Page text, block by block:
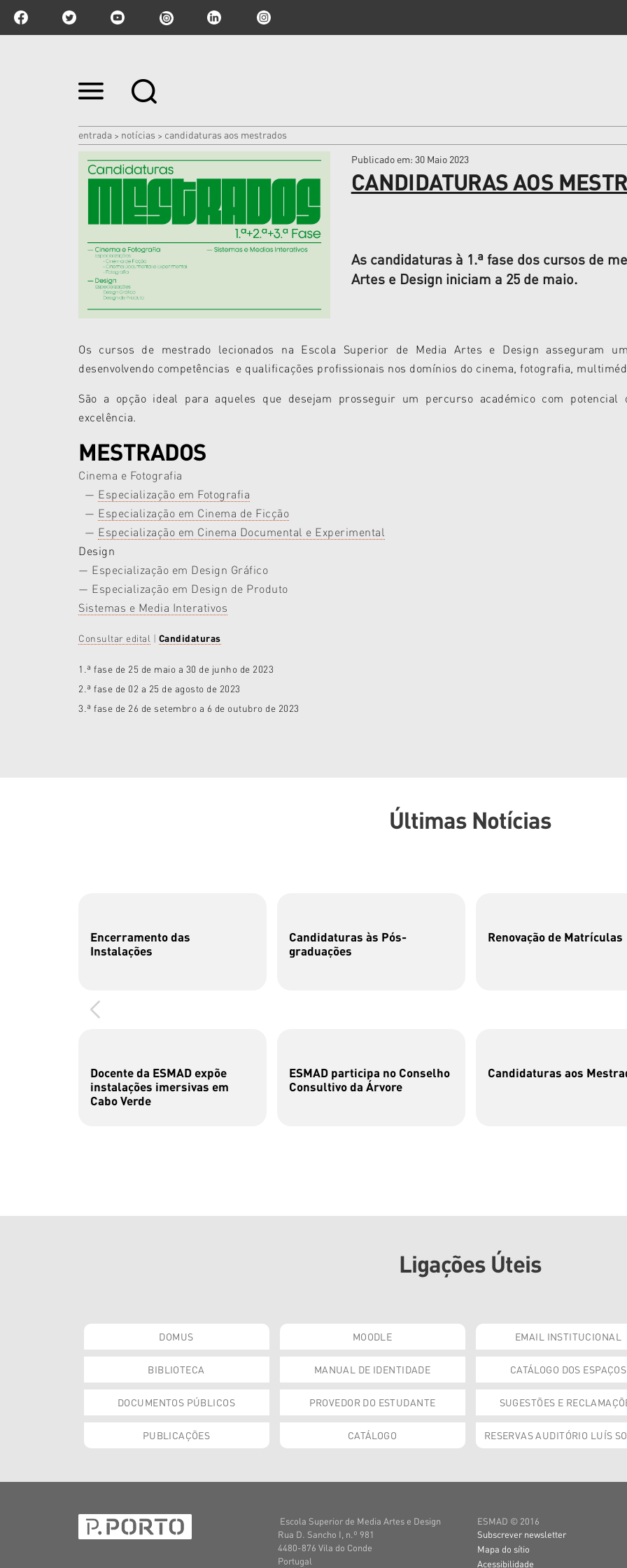
Ir
para
|
Ir
para
navegação
entrada > notícias > candidaturas aos mestrados
Publicado em: 30 Maio 2023
CANDIDATURAS AOS
As candidaturas à 1.ª fase dos cursos de
Artes e Design iniciam a 25 de maio.
Os cursos de mestrado lecionados na Escola Superior de Media Artes e Design asseguram
desenvolvendo competências e qualificações profissionais nos domínios do cinema, fotografia,
São a opção ideal para aqueles que desejam prosseguir um percurso académico com potencial
excelência.
MESTRADOS
Cinema e Fotografia
— Especialização em Fotografia
— Especialização em Cinema de Ficção
— Especialização em Cinema Documental e Experimental
Design
— Especialização em Design Gráfico
— Especialização em Design de Produto
Sistemas e Media Interativos
Consultar edital | Candidaturas
1.ª fase de 25 de maio a 30 de junho de 2023
2.ª fase de 02 a 25 de agosto de 2023
3.ª fase de 26 de setembro a 6 de outubro de 2023
Últimas Notícias
Encerramento das
Instalações
Candidaturas às Pós-
graduações
Renovação de Matrículas
Docente da ESMAD expõe
instalações imersivas em
Cabo Verde
ESMAD participa no Conselho
Consultivo da Árvore
Candidaturas aos
Ligações Úteis
DOMUS MOODLE EMAIL INSTITUCIONAL
BIBLIOTECA MANUAL DE IDENTIDADE CATÁLOGO DOS ESPAÇOS
DOCUMENTOS PÚBLICOS PROVEDOR DO ESTUDANTE SUGESTÕES E
PUBLICAÇÕES CATÁLOGO RESERVAS AUDITÓRIO LUÍS
Escola Superior de Media Artes e Design
Rua D. Sancho I, n.º 981
4480-876 Vila do Conde
Portugal
ESMAD © 2016
Subscrever newsletter
Mapa do sítio
Acessibilidade